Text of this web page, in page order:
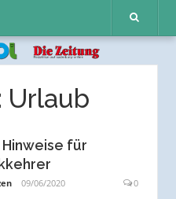
Urlaub
für
09/06/2020 0